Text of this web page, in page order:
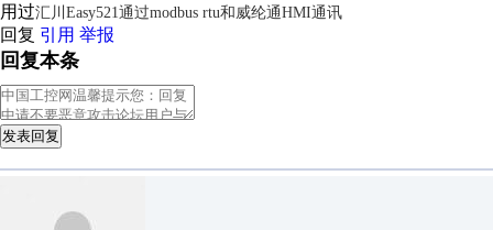
用过汇川Easy521通过modbus rtu和威纶通HMI通讯
回复 引用 举报
回复本条
发表回复